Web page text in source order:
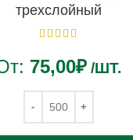
трехслойный
75,00₽ /ШТ.